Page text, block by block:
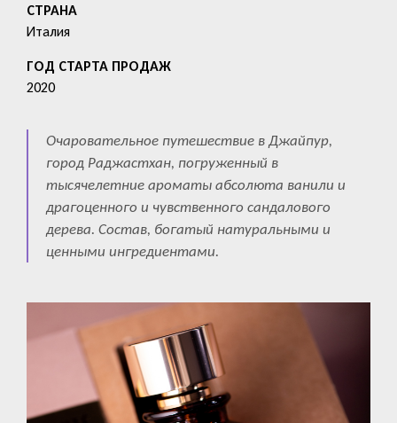
СТРАНА
Италия
ГОД СТАРТА ПРОДАЖ
2020
Очаровательное путешествие в Джайпур,
город Раджастхан, погруженный в
тысячелетние ароматы абсолюта ванили и
драгоценного и чувственного сандалового
дерева. Состав, богатый натуральными и
ценными ингредиентами.